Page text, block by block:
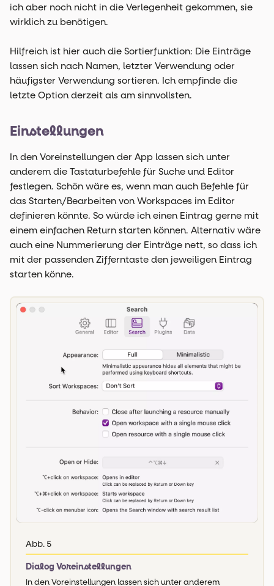
ich aber noch nicht in die Verlegenheit gekommen, sie
wirklich zu benötigen.
Hilfreich ist hier auch die Sortierfunktion: Die Einträge
lassen sich nach Namen, letzter Verwendung oder
häufigster Verwendung sortieren. Ich empfinde die
letzte Option derzeit als am sinnvollsten.
Einstellungen
In den Voreinstellungen der App lassen sich unter
anderem die Tastaturbefehle für Suche und Editor
festlegen. Schön wäre es, wenn man auch Befehle für
das Starten/Bearbeiten von Workspaces im Editor
definieren könnte. So würde ich einen Eintrag gerne mit
einem einfachen Return starten können. Alternativ wäre
auch eine Nummerierung der Einträge nett, so dass ich
mit der passenden Zifferntaste den jeweiligen Eintrag
starten könne.
Abb. 5
Dialog Voreinstellungen
In den Voreinstellungen lassen sich unter anderem